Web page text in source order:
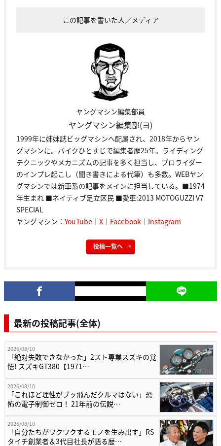
この記事を書いた人／メディア
ヤングマシン編集部員
ヤングマシン編集部(ヨ)
1999年に姉妹誌ビッグマシンへ配属され、2018年からヤン
グマシンに。バイクひとすじで編集者歴25年。ライディング
テクニックやメカニズムの記事を多く担当し、プロライダー
のインプレ起こし（聞き書きによる代筆）も多数。WEBヤン
グマシンでは新車系の記事をメインに担当している。■1974
年生まれ ■ネイティブ足立区民 ■愛車:2013 MOTOGUZZI V7
SPECIAL
ヤングマシン： YouTube ｜ X ｜ Facebook ｜ Instagram
投稿一覧へ
最新の投稿記事(全体)
2026/08/10
「絶対失敗できなかった」2スト専業スズキの覚
悟! スズキGT380【1971…
2026/08/10
「これほど理性がブッ飛んだクルマはない」恐
怖の電子制御ゼロ！ 21年前の伝説…
2026/08/10
「自分たちがワクワクするモノを生み出す」RS
タイチ創業者＆3代目社長が語る歴…